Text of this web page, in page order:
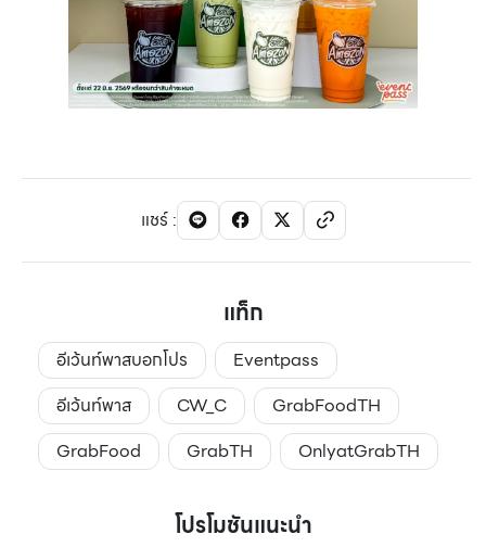
แชร์:
แท็ก
อีเว้นท์พาสบอกโปร
Eventpass
อีเว้นท์พาส
CW_C
GrabFoodTH
GrabFood
GrabTH OnlyatGrabTH
โปรโมชันแนะนำ